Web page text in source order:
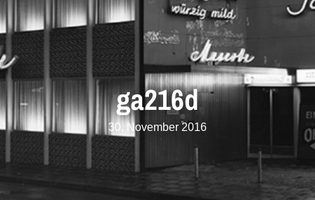
ga216d
30. November 2016